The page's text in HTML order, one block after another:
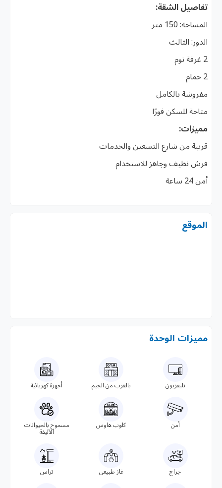
تفاصيل الشقة:
المساحة: 150 متر
الدور: الثالث
2 غرفة نوم
2 حمام
مفروشة بالكامل
متاحة للسكن فورًا
مميزات:
قريبة من شارع التسعين والخدمات
فرش نظيف وجاهز للاستخدام
أمن 24 ساعة
الموقع
مميزات الوحدة
تليفزيون بالقرب من الجيم أجهزة كهربائية
أمن كلوب هاوس
مسموح بالحيوانات
الأليفة
جراج غاز طبيعى تراس